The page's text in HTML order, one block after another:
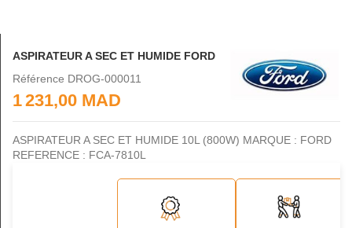
ASPIRATEUR A SEC ET HUMIDE FORD
Référence DROG-000011
1 231,00 MAD
ASPIRATEUR A SEC ET HUMIDE 10L (800W) MARQUE : FORD
REFERENCE : FCA-7810L